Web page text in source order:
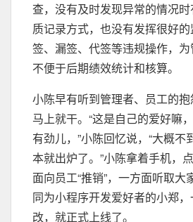
查，没有及时发现异常的情况
质记录方式，也没有发挥很好
签、漏签、代签等违规操作，
不便于后期绩效统计和核算。
小陈早有听到管理者、员工的
马上就干。“这是自己的爱好嘛
有劲儿，”小陈回忆说，“大概不
本就出炉了。”小陈拿着手机，
面向员工“推销”，一方面听取大
同为小程序开发爱好者的小郑
改，就正式上线了。